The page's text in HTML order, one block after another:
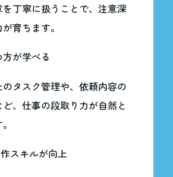
を丁寧に扱うことで、注意深
育ちます。
が学べる
タスク管理や、依頼内容の
、仕事の段取り力が自然と
スキルが向上